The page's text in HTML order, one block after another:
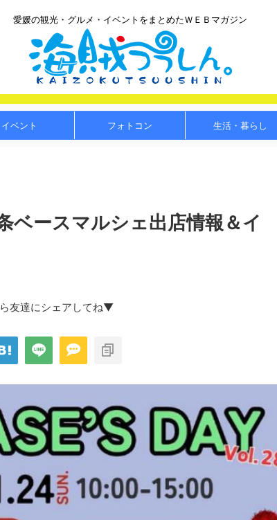
愛媛の観光・グルメ・イベントをまとめたＷＥＢマガジン
イベント フォトコン 生活・暮らし
ベースマルシェ出店情報＆イ
友達にシェアしてね▼